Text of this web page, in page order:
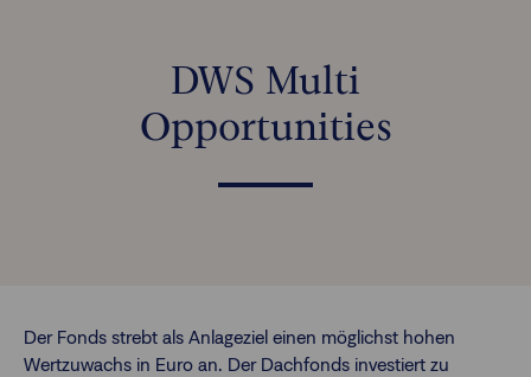
Anlagestrategien
DWS Multi
Opportunities
Der Fonds strebt als Anlageziel einen möglichst hohen
Wertzuwachs in Euro an. Der Dachfonds investiert zu